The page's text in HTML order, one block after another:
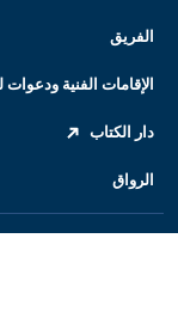
الفريق
الإقامات الفنية ودعوات
دار الكتاب
الرواق